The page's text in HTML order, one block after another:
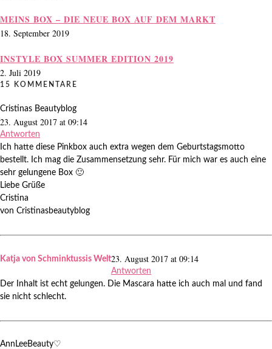
MEINS BOX – DIE NEUE BOX AUF DEM MARKT
18. September 2019
INSTYLE BOX SUMMER EDITION 2019
2. Juli 2019
15 KOMMENTARE
Cristinas Beautyblog
23. August 2017 at 09:14
Antworten
Ich hatte diese Pinkbox auch extra wegen dem Geburtstagsmotto
bestellt. Ich mag die Zusammensetzung sehr. Für mich war es auch eine
sehr gelungene Box 🙂
Liebe Grüße
Cristina
von Cristinasbeautyblog
Katja von Schminktussis Welt23. August 2017 at 09:14
Antworten
Der Inhalt ist echt gelungen. Die Mascara hatte ich auch mal und fand
sie nicht schlecht.
AnnLeeBeauty♡